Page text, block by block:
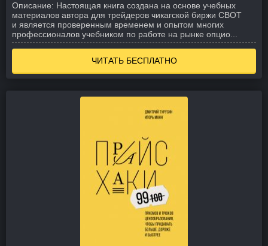
Описание: Настоящая книга создана на основе учебных
материалов автора для трейдеров чикагской биржи CBOT
и является проверенным временем и опытом многих
профессионалов учебником по работе на рынке опцио...
ЧИТАТЬ БЕСПЛАТНО